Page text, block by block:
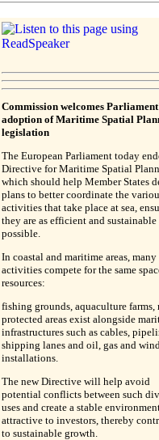
Commission welcomes
adoption of Maritime Spatial
legislation
The European Parliament today
Directive for Maritime Spatial
which should help Member States
plans to better coordinate the
activities that take place at sea,
they are as efficient and sustainable
possible.
In coastal and maritime areas, many
activities compete for the same
resources:
fishing grounds, aquaculture farms,
protected areas exist alongside
infrastructures such as cables,
shipping lanes and oil, gas and wind
installations.
The new Directive will help avoid
potential conflicts between such
uses and create a stable
attractive to investors, thereby
to sustainable growth.